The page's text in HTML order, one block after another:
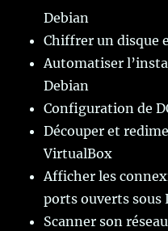
Debian
Chiffrer un disque
Automatiser
Debian
Configuration de
Découper et
VirtualBox
Afficher les
ports ouverts sous
Scanner son